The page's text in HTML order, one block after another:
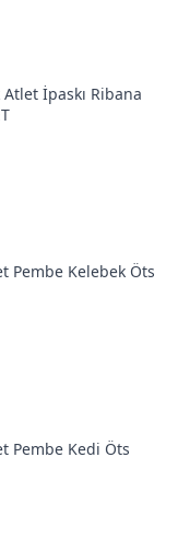
Atlet İpaskı Ribana
Pembe Kelebek Öts
Pembe Kedi Öts